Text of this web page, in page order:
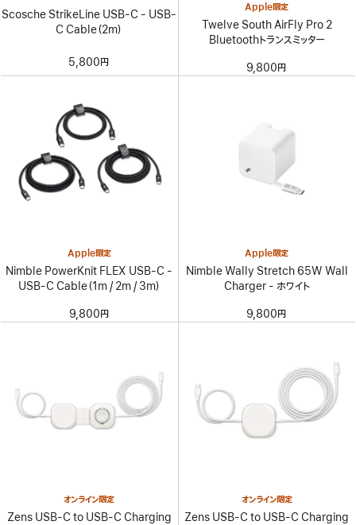
Scosche StrikeLine USB-C - USB-
C Cable（2m）
5,800円
Apple限定
Twelve South AirFly Pro 2
Bluetoothトランスミッター
9,800円
Apple限定
Nimble PowerKnit FLEX USB-C -
USB-C Cable（1m / 2m / 3m）
9,800円
Apple限定
Nimble Wally Stretch 65W Wall
Charger - ホワイト
9,800円
オンライン限定
Zens USB-C to USB-C Charging
オンライン限定
Zens USB-C to USB-C Charging